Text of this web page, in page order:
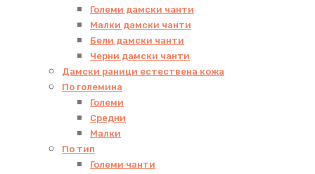
Големи дамски чанти
Малки дамски чанти
Бели дамски чанти
Черни дамски чанти
Дамски раници естествена кожа
По големина
Големи
Средни
Малки
По тип
Големи чанти